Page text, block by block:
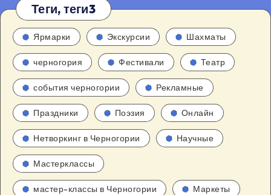
Теги, теги3
Ярмарки Экскурсии Шахматы
черногория Фестивали Театр
события черногории Рекламные
Праздники Поэзия Онлайн
Нетворкинг в Черногории Научные
Мастерклассы
мастер-классы в Черногории Маркеты